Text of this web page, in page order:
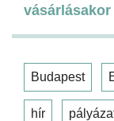
vásárlásakor
Budapest
hír